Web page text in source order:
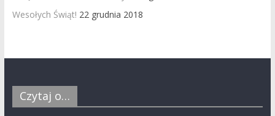
Wesołych Świąt! 22 grudnia 2018
Czytaj o…